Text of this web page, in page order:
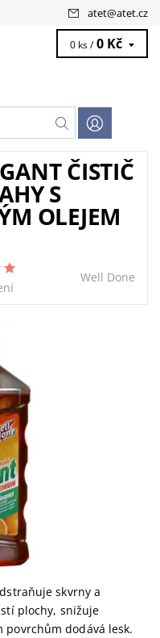
atet@atet.cz
0 ks / 0 Kč
ČISTIČ
S
OLEJEM
Well Done
skvrny a
plochy, snižuje
povrchům dodává lesk.